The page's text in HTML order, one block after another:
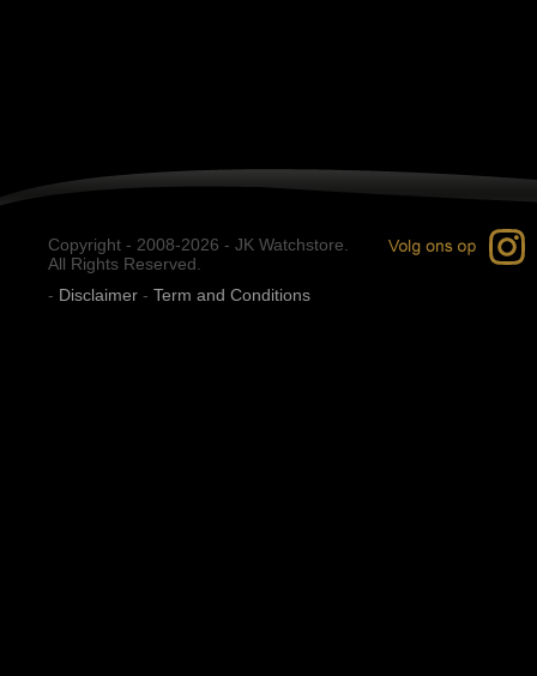
Copyright - 2008-2026 - JK Watchstore.
All Rights Reserved.
- Disclaimer - Term and Conditions